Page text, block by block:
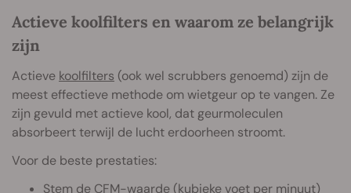
Actieve koolfilters en waarom ze belangrijk
zijn
Actieve koolfilters (ook wel scrubbers genoemd) zijn de
meest effectieve methode om wietgeur op te vangen. Ze
zijn gevuld met actieve kool, dat geurmoleculen
absorbeert terwijl de lucht erdoorheen stroomt.
Voor de beste prestaties:
Stem de CFM-waarde (kubieke voet per minuut)